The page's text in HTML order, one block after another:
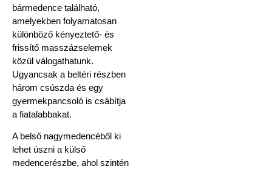
bármedence található,
amelyekben folyamatosan
különböző kényeztető- és
frissítő masszázselemek
közül válogathatunk.
Ugyancsak a beltéri részben
három csúszda és egy
gyermekpancsoló is csábítja
a fiatalabbakat.
A belső nagymedencéből ki
lehet úszni a külső
medencerészbe, ahol szintén